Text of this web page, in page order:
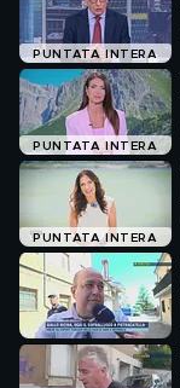
PUNTATA INTERA
PUNTATA INTERA
PUNTATA INTERA